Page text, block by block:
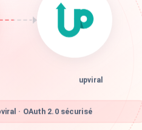
upviral
· OAuth 2.0 sécurisé